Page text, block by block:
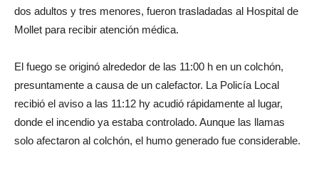
dos adultos y tres menores, fueron trasladadas al Hospital de
Mollet para recibir atención médica.
El fuego se originó alrededor de las 11:00 h en un colchón,
presuntamente a causa de un calefactor. La Policía Local
recibió el aviso a las 11:12 hy acudió rápidamente al lugar,
donde el incendio ya estaba controlado. Aunque las llamas
solo afectaron al colchón, el humo generado fue considerable.